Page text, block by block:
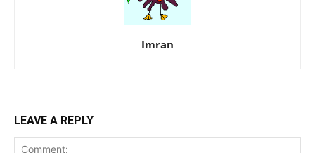
Imran
LEAVE A REPLY